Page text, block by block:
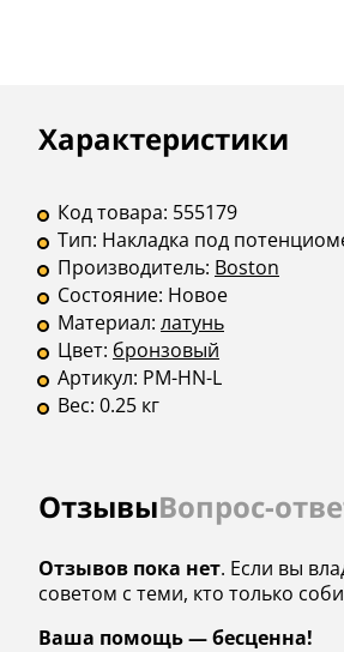
Описание
Характеристики
Инструкции
Код товара: 555179
Тип: Накладка под
Производитель: Boston
Состояние: Новое
Материал: латунь
Цвет: бронзовый
Артикул: PM-HN-L
Вес: 0.25 кг
ОтзывыВопрос-
Отзывов пока нет. Если вы
советом с теми, кто только
Ваша помощь — бесценна!